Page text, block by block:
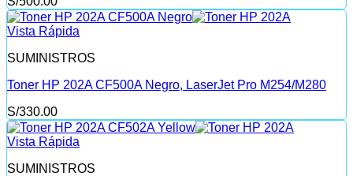
Vista Rápida
SUMINISTROS
Toner HP 202A CF500A Negro, LaserJet Pro M254/M280
S/330.00
Vista Rápida
SUMINISTROS